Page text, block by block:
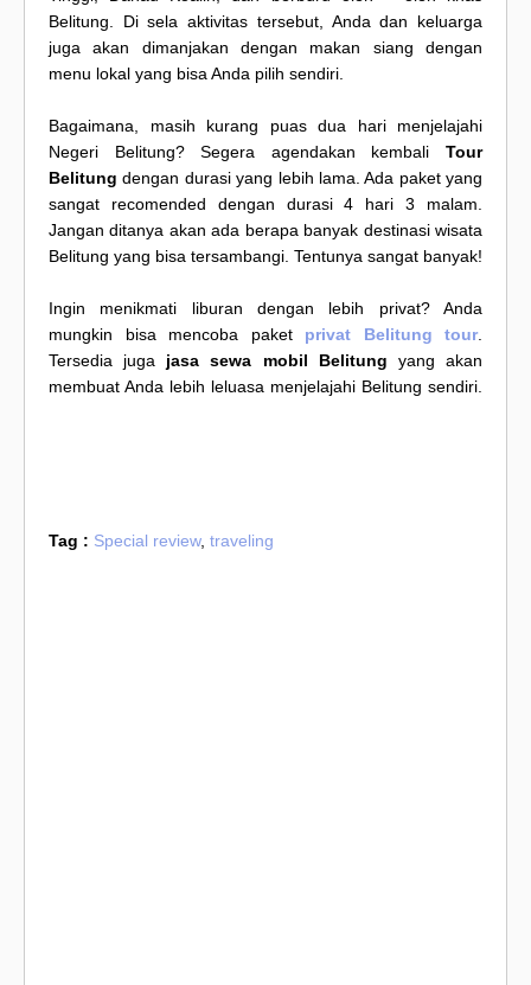
Belitung. Di sela aktivitas tersebut, Anda dan keluarga
juga akan dimanjakan dengan makan siang dengan
menu lokal yang bisa Anda pilih sendiri.
Bagaimana, masih kurang puas dua hari menjelajahi
Negeri Belitung? Segera agendakan kembali Tour
Belitung dengan durasi yang lebih lama. Ada paket yang
sangat recomended dengan durasi 4 hari 3 malam.
Jangan ditanya akan ada berapa banyak destinasi wisata
Belitung yang bisa tersambangi. Tentunya sangat banyak!
Ingin menikmati liburan dengan lebih privat? Anda
mungkin bisa mencoba paket privat Belitung tour.
Tersedia juga jasa sewa mobil Belitung yang akan
membuat Anda lebih leluasa menjelajahi Belitung sendiri.
Tag : Special review, traveling